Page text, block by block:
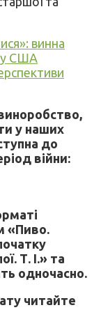
винна
США
у наших
до
війни:
«Пиво.
Т. І.» та
одночасно.
читайте